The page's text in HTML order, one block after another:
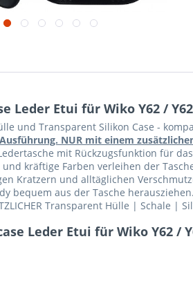
Etui für Wiko Y62 /
und Transparent Silikon Case -
NUR mit einem
mit Rückzugsfunktion für
kräftige Farben verleihen der
Kratzern und alltäglichen
bequem aus der Tasche herausziehen.
Transparent Hülle | Schale
Leder Etui für Wiko Y62 /